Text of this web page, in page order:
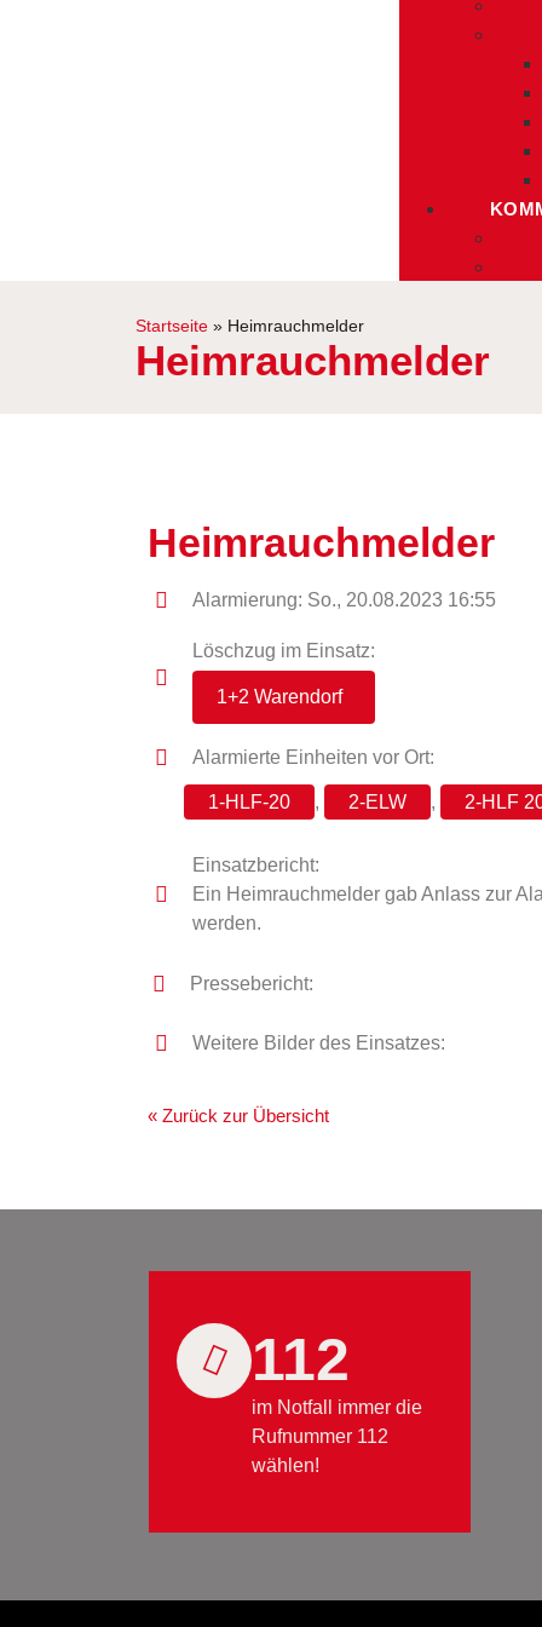
Startseite » Heimrauchmelder
Heimrauchmelder
Heimrauchmelder
Alarmierung: So., 20.08.2023 16:55
Löschzug im Einsatz:
1+2 Warendorf
Alarmierte Einheiten vor Ort:
1-HLF-20 , 2-ELW , 2-HLF
Einsatzbericht:
Ein Heimrauchmelder gab Anlass zur
werden.
Pressebericht:
Weitere Bilder des Einsatzes:
« Zurück zur Übersicht
112
im Notfall immer die
Rufnummer 112
wählen!